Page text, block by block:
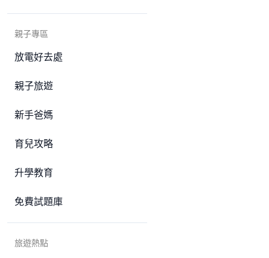
親子專區
放電好去處
親子旅遊
新手爸媽
育兒攻略
升學教育
免費試題庫
旅遊熱點